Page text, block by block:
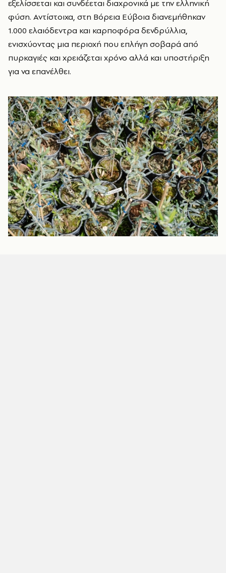
εξελίσσεται και συνδέεται διαχρονικά με την ελληνική
φύση. Αντίστοιχα, στη Βόρεια Εύβοια διανεμήθηκαν
1.000 ελαιόδεντρα και καρποφόρα δενδρύλλια,
ενισχύοντας μια περιοχή που επλήγη σοβαρά από
πυρκαγιές και χρειάζεται χρόνο αλλά και υποστήριξη
για να επανέλθει.